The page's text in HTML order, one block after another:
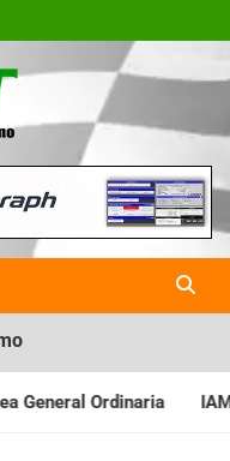
Revista
en
ARGENTINA: